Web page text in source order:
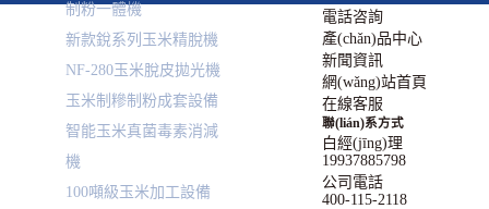
制粉一體機
新款銳系列玉米精脫機
NF-280玉米脫皮拋光機
玉米制糝制粉成套設備
智能玉米真菌毒素消減
機
100噸級玉米加工設備
電話咨詢
產(chǎn)品中心
新聞資訊
網(wǎng)站首頁
在線客服
聯(lián)系方式
白經(jīng)理
19937885798
公司電話
400-115-2118